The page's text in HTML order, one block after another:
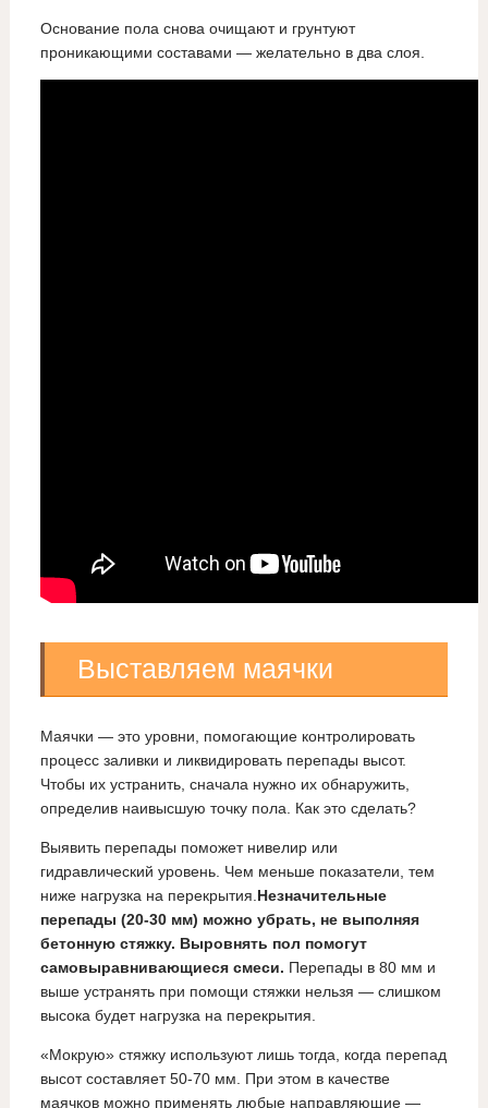
Основание пола снова очищают и грунтуют
проникающими составами — желательно в два слоя.
Выставляем маячки
Маячки — это уровни, помогающие контролировать
процесс заливки и ликвидировать перепады высот.
Чтобы их устранить, сначала нужно их обнаружить,
определив наивысшую точку пола. Как это сделать?
Выявить перепады поможет нивелир или
гидравлический уровень. Чем меньше показатели, тем
ниже нагрузка на перекрытия. Незначительные
перепады (20-30 мм) можно убрать, не выполняя
бетонную стяжку. Выровнять пол помогут
самовыравнивающиеся смеси. Перепады в 80 мм и
выше устранять при помощи стяжки нельзя — слишком
высока будет нагрузка на перекрытия.
«Мокрую» стяжку используют лишь тогда, когда перепад
высот составляет 50-70 мм. При этом в качестве
маячков можно применять любые направляющие —